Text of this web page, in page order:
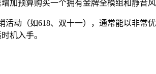
加预算购买一个拥有金牌全模组和静音
活动（如618、双十一），通常能以非常
机入手。